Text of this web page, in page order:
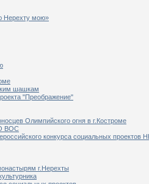
Нерехту мою»
шашкам
"Преображение"
Олимпийского огня в г.Костроме
ВОС
конкурса социальных проектов
г.Нерехты